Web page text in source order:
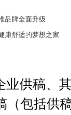
品牌全面升级
康舒适的梦想之家
业供稿、
（包括供